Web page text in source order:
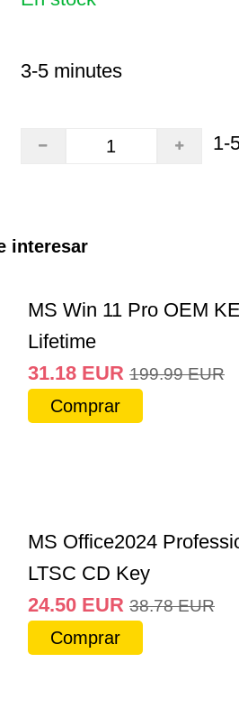
3-5 minutes
1-
interesar
MS Win 11 Pro OEM
Lifetime
31.18 EUR 199.99 EUR
Comprar
MS Office2024
LTSC CD Key
24.50 EUR 38.78 EUR
Comprar